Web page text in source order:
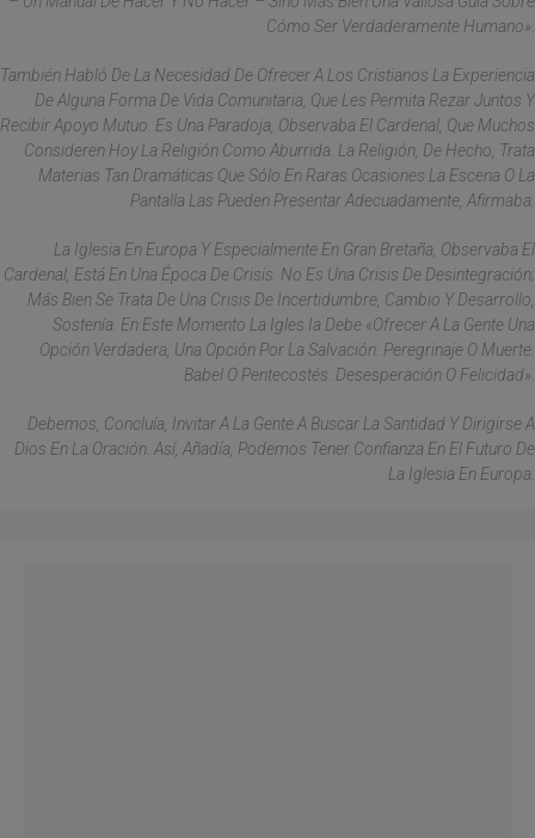
Cómo Ser Verdaderamente Humano».
También Habló De La Necesidad De Ofrecer A Los Cristianos La Experiencia
De Alguna Forma De Vida Comunitaria, Que Les Permita Rezar Juntos Y
Recibir Apoyo Mutuo. Es Una Paradoja, Observaba El Cardenal, Que Muchos
Consideren Hoy La Religión Como Aburrida. La Religión, De Hecho, Trata
Materias Tan Dramáticas Que Sólo En Raras Ocasiones La Escena O La
Pantalla Las Pueden Presentar Adecuadamente, Afirmaba.
La Iglesia En Europa Y Especialmente En Gran Bretaña, Observaba El
Cardenal, Está En Una Época De Crisis. No Es Una Crisis De Desintegración;
Más Bien Se Trata De Una Crisis De Incertidumbre, Cambio Y Desarrollo,
Sostenía. En Este Momento La Igles Ia Debe «ofrecer A La Gente Una
Opción Verdadera, Una Opción Por La Salvación: Peregrinaje O Muerte.
Babel O Pentecostés. Desesperación O Felicidad».
Debemos, Concluía, Invitar A La Gente A Buscar La Santidad Y Dirigirse A
Dios En La Oración. Así, Añadía, Podemos Tener Confianza En El Futuro De
La Iglesia En Europa.